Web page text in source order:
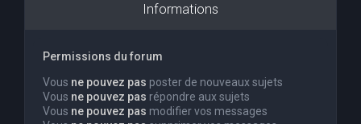
Informations
Permissions du forum
Vous ne pouvez pas poster de nouveaux sujets
Vous ne pouvez pas répondre aux sujets
Vous ne pouvez pas modifier vos messages